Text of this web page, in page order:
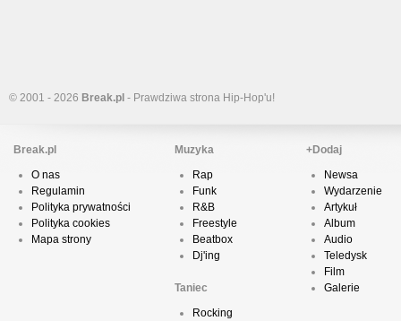
© 2001 - 2026 Break.pl - Prawdziwa strona Hip-Hop'u!
Break.pl
O nas
Regulamin
Polityka prywatności
Polityka cookies
Mapa strony
Muzyka
Rap
Funk
R&B
Freestyle
Beatbox
Dj'ing
Taniec
Rocking
+Dodaj
Newsa
Wydarzenie
Artykuł
Album
Audio
Teledysk
Film
Galerie